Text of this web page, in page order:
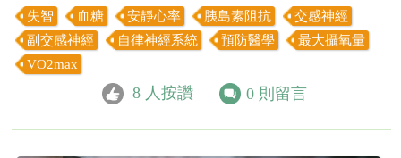
失智 血糖 安靜心率 胰島素阻抗
交感神經
副交感神經
自律神經系統 預防醫學
最大攝氧量
VO2max
8 人按讚 0 則留言